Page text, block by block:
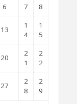
6 7 8
13
1
4
1
5
20
2
1
2
2
27
2
8
2
9